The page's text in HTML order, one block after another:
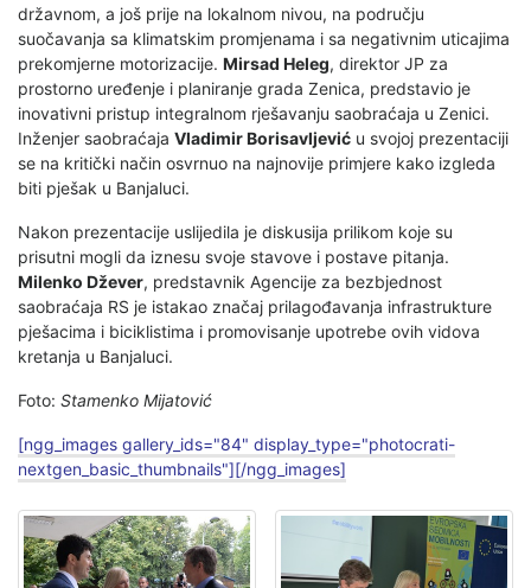
državnom, a još prije na lokalnom nivou, na području
suočavanja sa klimatskim promjenama i sa negativnim uticajima
prekomjerne motorizacije. Mirsad Heleg, direktor JP za
prostorno uređenje i planiranje grada Zenica, predstavio je
inovativni pristup integralnom rješavanju saobraćaja u Zenici.
Inženjer saobraćaja Vladimir Borisavljević u svojoj prezentaciji
se na kritički način osvrnuo na najnovije primjere kako izgleda
biti pješak u Banjaluci.
Nakon prezentacije uslijedila je diskusija prilikom koje su
prisutni mogli da iznesu svoje stavove i postave pitanja.
Milenko Džever, predstavnik Agencije za bezbjednost
saobraćaja RS je istakao značaj prilagođavanja infrastrukture
pješacima i biciklistima i promovisanje upotrebe ovih vidova
kretanja u Banjaluci.
Foto: Stamenko Mijatović
[ngg_images gallery_ids="84" display_type="photocrati-
nextgen_basic_thumbnails"][/ngg_images]